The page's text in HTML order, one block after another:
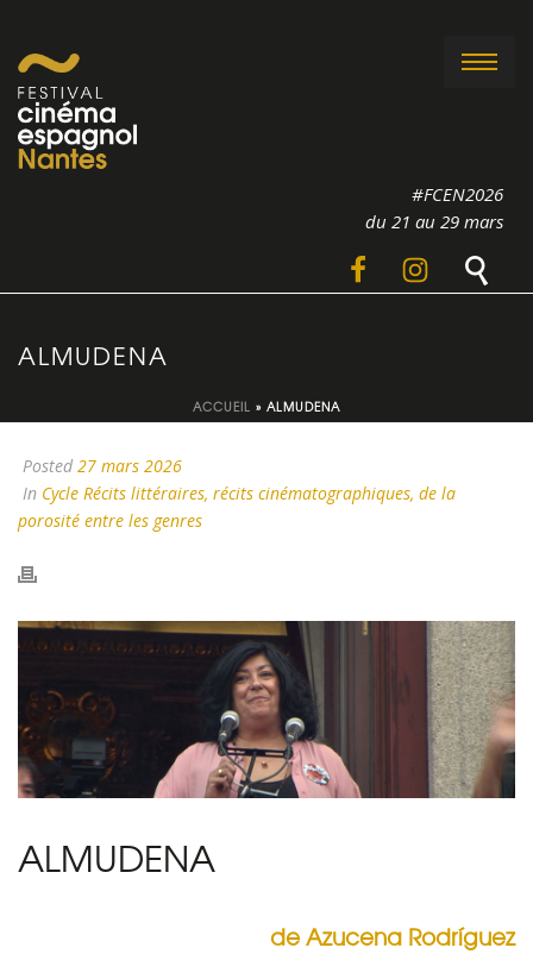
#FCEN2026
du 21 au 29 mars
ALMUDENA
ACCUEIL » ALMUDENA
Posted 27 mars 2026
In Cycle Récits littéraires, récits cinématographiques, de la
porosité entre les genres
ALMUDENA
de Azucena Rodríguez